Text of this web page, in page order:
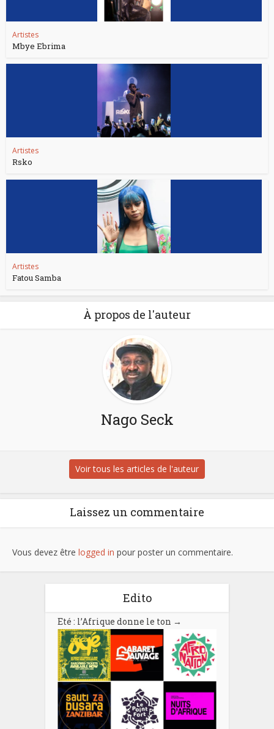
Artistes
Mbye Ebrima
Artistes
Rsko
Artistes
Fatou Samba
À propos de l'auteur
Nago Seck
Voir tous les articles de l'auteur
Laissez un commentaire
Vous devez être logged in pour poster un commentaire.
Edito
Eté : l’Afrique donne le ton →